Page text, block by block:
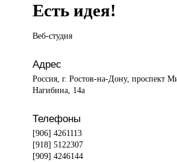
Есть идея!
Веб-студия
Адрес
Россия, г. Ростов-на-Дону, проспект
Нагибина, 14а
Телефоны
[906] 4261113
[918] 5122307
[909] 4246144